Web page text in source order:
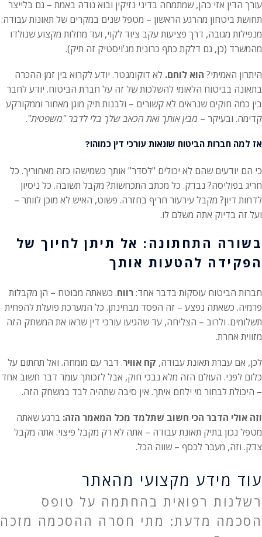
עורך הדין אזי כהן, שמתמחה בדיני נזיקין ובוא נודה באמת – גם בלייצר
תחושת ביטחון מהרגע הראשון – מטפל שנים במקרים של תאונות עבודה:
מנפילות מגובה, דרך פציעות עקב ציוד לקוי, ועד מחלות מקצוע שנולדו
מהמשרד (כן, גם דלקת כתף כרונית מג'ויסטיק זה תיק).
היתרון האמיתי? הוא לוחם. לא דוקומנטר. יודע לקרוא בין זמן ההכרה
בתאונה בביטוח הלאומי להשלכות של זה על חברת הביטוח. יודע לחבר
בין כמה חוקים שנראים לא קשורים – ולבנות תיק מוגן מאחור וממקורקע
קדימה. ובעיקר – מבין אותך ואת הכאב שלך בלי לדבר "משפטית".
אז למה חברות הביטוח שונאות עורכי דין כמוהו?
כי הם יודעים שהם לא יכולים "לסדר" אותך כשמישהו כזה מאחוריך. כל
חריג בפוליסה? נבדק. כל מכתב התכחשות? מקבל תשובה. כל ניסיון
לדחות דיון? מקבל עירעור חריף בחזרה. פשוט, האיש לא מוכן לוותר –
ועל זה בדיוק אתה משלם לו.
בשורה התחתונה: אל תיתן לחיוך של
הפקידה להטעות אותך
חברות הביטוח עוסקות בדבר אחד:רווח. כשאתה מבוטח – הן מקבלות
פרמיה. כשאתה נפצע – זה הפסד מבחינתן. כל המערכת פועלת להפחית
תשלומים. ולרוב – הצליחה, עד שהגיעו עורכי דין שראו את המשחק הזה
מזווית אחרת.
לכן, אם עברת תאונת עבודה, קח אוויר. דבר עם מומחה. ואל תחתום על
כלום לפני. העולם הזה מלא נבכי חוק, אבל לזכותך עומד דבר חשוב אחד
– היכולת לבחור מי ילחם איתך. אין סיבה שתהיה לבד במשחק הזה.
וזה אולי הדבר הכי חשוב שתלמד מכל המאמר הזה: ברגע שאתה
מטפל נכון בתיק תאונת עבודה – אתה לא רק מקבל פיצוי. אתה מקבל
צדק. וזה, מעבר לכסף – שווה הכל.
עוד מידע מקצועי מהאתר
רשלנות רפואית בהחתמה על טופס
הסכמה מדעת: מתי חסרה ההסכמה מזכה